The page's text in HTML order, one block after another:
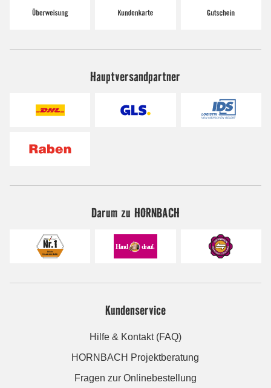
Hauptversandpartner
Darum zu HORNBACH
Kundenservice
Hilfe & Kontakt (FAQ)
HORNBACH Projektberatung
Fragen zur Onlinebestellung